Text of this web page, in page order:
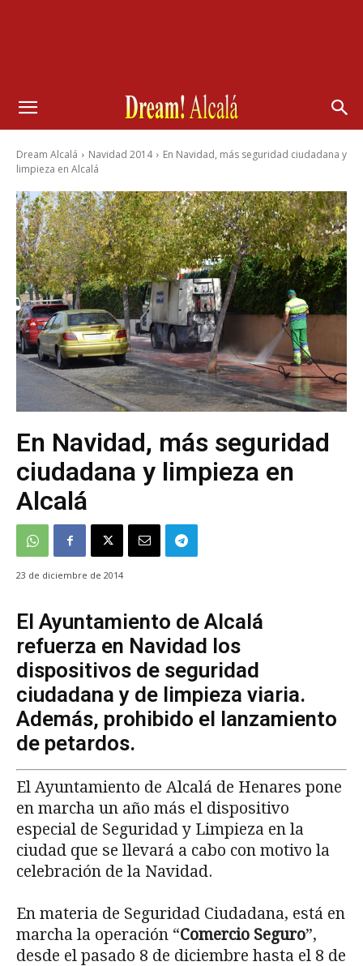
Dream Alcalá Navidad 2014
En Navidad, más seguridad ciudadana y
limpieza en Alcalá
En Navidad, más seguridad
ciudadana y limpieza en
Alcalá
23 de diciembre de 2014
El Ayuntamiento de Alcalá
refuerza en Navidad los
dispositivos de seguridad
ciudadana y de limpieza viaria.
Además, prohibido el lanzamiento
de petardos.
El Ayuntamiento de Alcalá de Henares pone
en marcha un año más el dispositivo
especial de Seguridad y Limpieza en la
ciudad que se llevará a cabo con motivo la
celebración de la Navidad.
En materia de Seguridad Ciudadana, está en
marcha la operación “Comercio Seguro”,
desde el pasado 8 de diciembre hasta el 8 de